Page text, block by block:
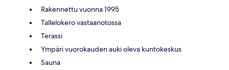
Rakennettu vuonna 1995
Tallelokero vastaanotossa
Terassi
Ympäri vuorokauden auki oleva kuntokeskus
Sauna